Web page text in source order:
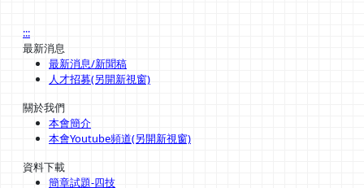
:::
最新消息
最新消息/新聞稿
人才招募(另開新視窗)
關於我們
本會簡介
本會Youtube頻道(另開新視窗)
資料下載
簡章試題-四技